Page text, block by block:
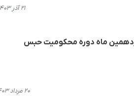
۲۱ آذر ۱۴۰۳، ۲۱:۵۳
ماه دوره محکومیت حبس
۲۰ مرداد ۱۴۰۳، ۱۹:۲۸